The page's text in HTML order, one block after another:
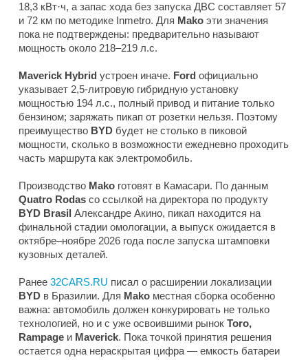
18,3 кВт·ч, а запас хода без запуска ДВС составляет 57
и 72 км по методике Inmetro. Для Mako эти значения
пока не подтверждены: предварительно называют
мощность около 218–219 л.с.
Maverick Hybrid устроен иначе. Ford официально
указывает 2,5-литровую гибридную установку
мощностью 194 л.с., полный привод и питание только
бензином; заряжать пикап от розетки нельзя. Поэтому
преимущество BYD будет не столько в пиковой
мощности, сколько в возможности ежедневно проходить
часть маршрута как электромобиль.
Производство Mako готовят в Камасари. По данным
Quatro Rodas со ссылкой на директора по продукту
BYD Brasil Александре Акино, пикап находится на
финальной стадии омологации, а выпуск ожидается в
октябре–ноябре 2026 года после запуска штамповки
кузовных деталей.
Ранее 32CARS.RU писал о расширении локализации
BYD в Бразилии. Для Mako местная сборка особенно
важна: автомобиль должен конкурировать не только
технологией, но и с уже освоившими рынок Toro,
Rampage и Maverick. Пока точкой принятия решения
остается одна нераскрытая цифра — емкость батареи